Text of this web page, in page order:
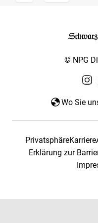
© NPG
Wo Sie
PrivatsphäreKarriere
Erklärung zur